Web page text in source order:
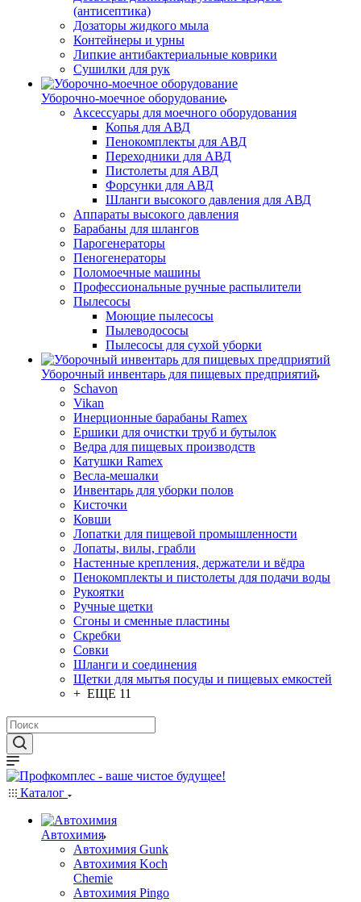
(антисептика)
Дозаторы жидкого мыла
Контейнеры и урны
Липкие антибактериальные коврики
Сушилки для рук
Уборочно-моечное оборудование
Аксессуары для моечного оборудования
Копья для АВД
Пенокомплекты для АВД
Переходники для АВД
Пистолеты для АВД
Форсунки для АВД
Шланги высокого давления для АВД
Аппараты высокого давления
Барабаны для шлангов
Парогенераторы
Пеногенераторы
Поломоечные машины
Профессиональные ручные распылители
Пылесосы
Моющие пылесосы
Пылеводососы
Пылесосы для сухой уборки
Уборочный инвентарь для пищевых предприятий
Schavon
Vikan
Инерционные барабаны Ramex
Ершики для очистки труб и бутылок
Ведра для пищевых производств
Катушки Ramex
Весла-мешалки
Инвентарь для уборки полов
Кисточки
Ковши
Лопатки для пищевой промышленности
Лопаты, вилы, грабли
Настенные крепления, держатели и вёдра
Пенокомплекты и пистолеты для подачи воды
Рукоятки
Ручные щетки
Сгоны и сменные пластины
Скребки
Совки
Шланги и соединения
Щетки для мытья посуды и пищевых емкостей
+ ЕЩЕ 11
Каталог
Автохимия
Автохимия Gunk
Автохимия Koch
Chemie
Автохимия Pingo